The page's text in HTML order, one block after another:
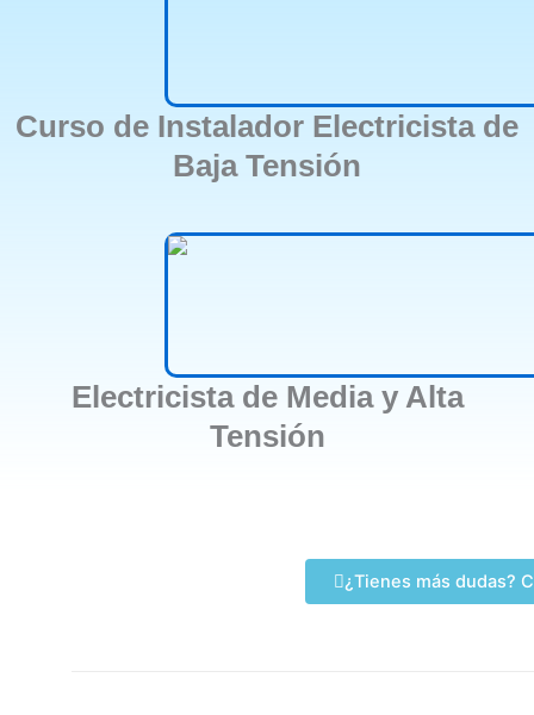
Curso de Instalador Electricista de
Baja Tensión
Electricista de Media y Alta
Tensión
¿Tienes más dudas?